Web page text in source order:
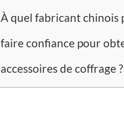
À quel fabricant chinois
faire confiance pour
accessoires de coffrage ?